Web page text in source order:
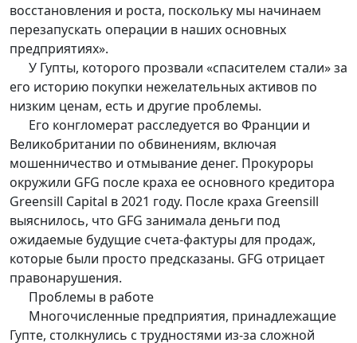
восстановления и роста, поскольку мы начинаем
перезапускать операции в наших основных
предприятиях».
У Гупты, которого прозвали «спасителем стали» за
его историю покупки нежелательных активов по
низким ценам, есть и другие проблемы.
Его конгломерат расследуется во Франции и
Великобритании по обвинениям, включая
мошенничество и отмывание денег. Прокуроры
окружили GFG после краха ее основного кредитора
Greensill Capital в 2021 году. После краха Greensill
выяснилось, что GFG занимала деньги под
ожидаемые будущие счета-фактуры для продаж,
которые были просто предсказаны. GFG отрицает
правонарушения.
Проблемы в работе
Многочисленные предприятия, принадлежащие
Гупте, столкнулись с трудностями из-за сложной